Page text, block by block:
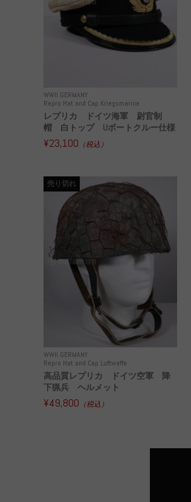
WWII GERMANY
Repro Hat and Cap Kriegsmarine
レプリカ ドイツ海軍 尉官制
帽 白トップ Uボートクルー仕様
¥23,100 （税込）
WWII GERMANY
Repro Hat and Cap Luftwaffe
売り切れ
高品質レプリカ ドイツ空軍 降
下猟兵 ヘルメット
¥49,800 （税込）